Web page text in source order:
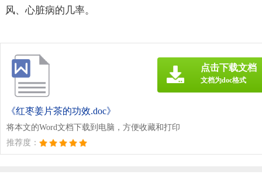
风、心脏病的几率。
《红枣姜片茶的功效.doc》
将本文的Word文档下载到电脑，方便收藏和打印
推荐度：
点击下载文档
文档为doc格式